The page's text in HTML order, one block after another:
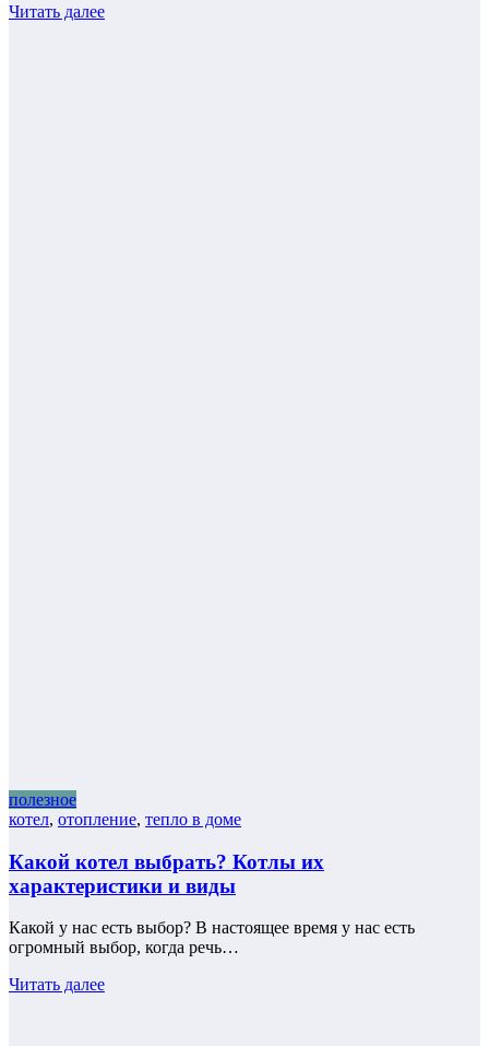
Читать далее
полезное
котел, отопление, тепло в доме
Какой котел выбрать? Котлы их
характеристики и виды
Какой у нас есть выбор? В настоящее время у нас есть
огромный выбор, когда речь…
Читать далее